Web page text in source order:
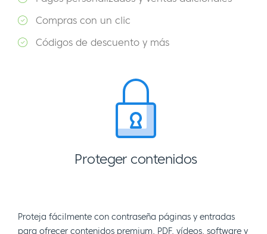
Compras con un clic
Códigos de descuento y más
Proteger contenidos
Proteja fácilmente con contraseña páginas y entradas
para ofrecer contenidos premium, PDF, vídeos, software y